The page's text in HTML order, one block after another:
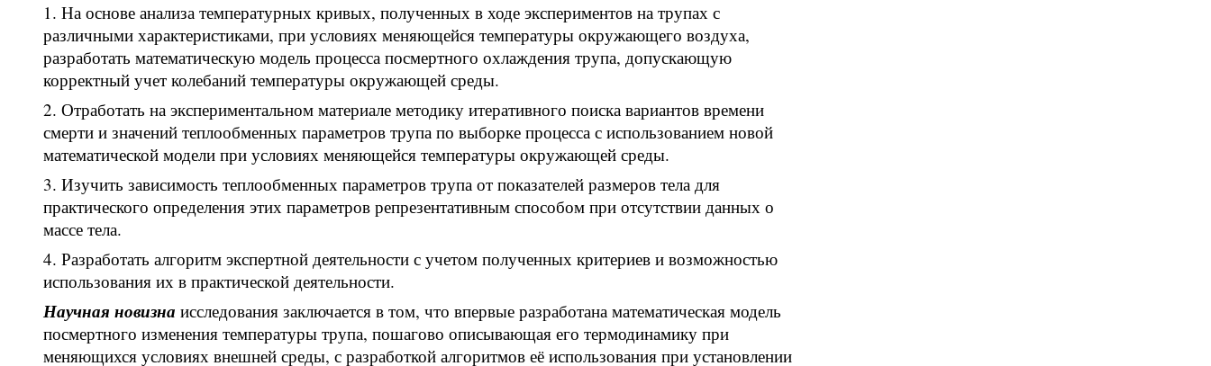
На основе анализа температурных кривых, полученных в ходе экспериментов на трупах с
различными характеристиками, при условиях меняющейся температуры окружающего воздуха,
разработать математическую модель процесса посмертного охлаждения трупа, допускающую
корректный учет колебаний температуры окружающей среды.
Отработать на экспериментальном материале методику итеративного поиска вариантов времени
смерти и значений теплообменных параметров трупа по выборке процесса с использованием новой
математической модели при условиях меняющейся температуры окружающей среды.
Изучить зависимость теплообменных параметров трупа от показателей размеров тела для
практического определения этих параметров репрезентативным способом при отсутствии данных о
массе тела.
Разработать алгоритм экспертной деятельности с учетом полученных критериев и возможностью
использования их в практической деятельности.
Научная новизна исследования заключается в том, что впервые разработана математическая модель
посмертного изменения температуры трупа, пошагово описывающая его термодинамику при
меняющихся условиях внешней среды, с разработкой алгоритмов её использования при установлении